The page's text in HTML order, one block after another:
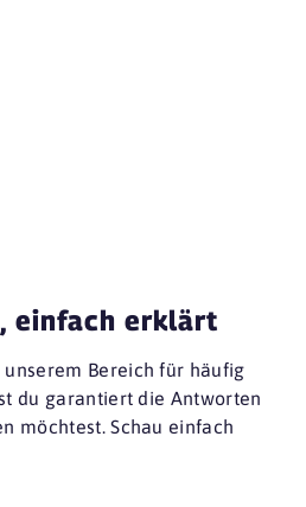
einfach erklärt
unserem Bereich für häufig
du garantiert die Antworten
möchtest. Schau einfach